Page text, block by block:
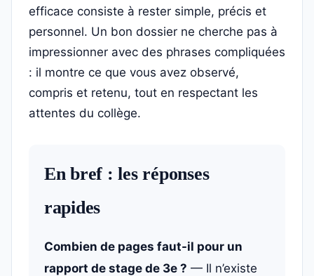
efficace consiste à rester simple, précis et
personnel. Un bon dossier ne cherche pas à
impressionner avec des phrases compliquées
: il montre ce que vous avez observé,
compris et retenu, tout en respectant les
attentes du collège.
En bref : les réponses
rapides
Combien de pages faut-il pour un
rapport de stage de 3e ? — Il n’existe